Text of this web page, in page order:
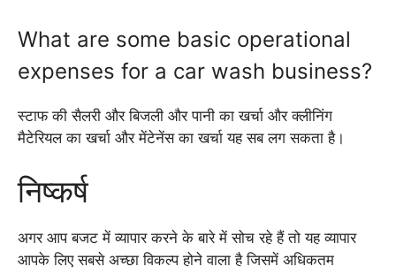
What are some basic operational
expenses for a car wash business?
स्टाफ की सैलरी और बिजली और पानी का खर्चा और क्लीनिंग
मैटेरियल का खर्चा और मेंटेनेंस का खर्चा यह सब लग सकता है।
निष्कर्ष
अगर आप बजट में व्यापार करने के बारे में सोच रहे हैं तो यह व्यापार
आपके लिए सबसे अच्छा विकल्प होने वाला है जिसमें अधिकतम